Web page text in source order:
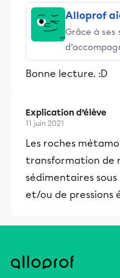
Alloprof
Grâce à ses
stimulants,
et leurs
Bonne lecture. :D
Explication d’élève
11 juin 2021
Les roches
transformation de
sédimentaires
et/ou de pressions